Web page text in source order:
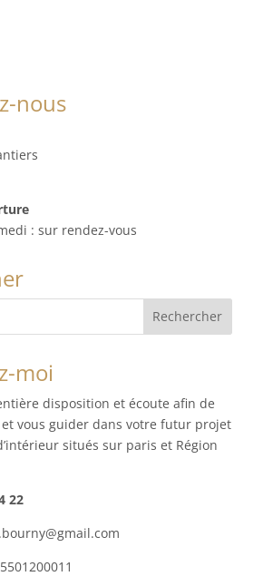
nous
: sur rendez-vous
moi
disposition et écoute afin de
vous guider dans votre futur projet
situés sur paris et Région
22